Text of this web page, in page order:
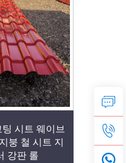
시트 웨이브
붕 철 시트 지
강판 롤